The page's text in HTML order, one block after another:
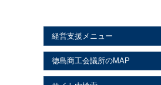
経営支援メニュー
徳島商工会議所のMAP